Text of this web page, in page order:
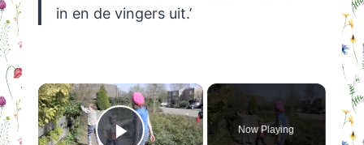
in en de vingers uit.’
×
Now Playing